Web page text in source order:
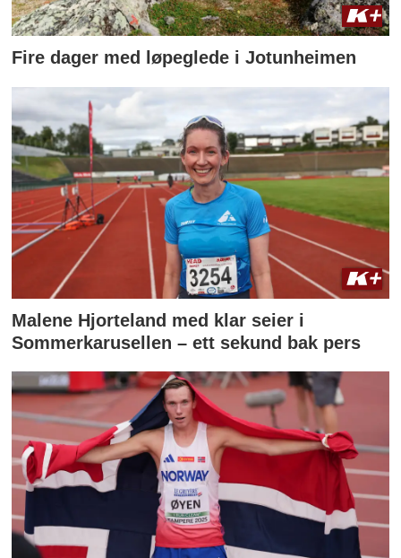
Fire dager med løpeglede i Jotunheimen
Malene Hjorteland med klar seier i
Sommerkarusellen – ett sekund bak pers